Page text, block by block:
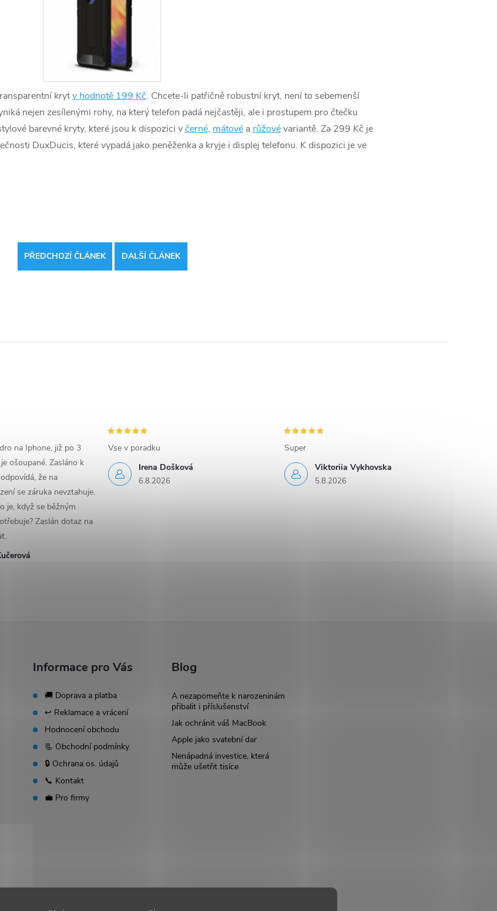
krytv hodnotě 199 Kč. Chcete-li patřičně robustní kryt, není to sebemenší
nejen zesílenými rohy, na který telefon padá nejčastěji, ale i prostupem pro čtečku
barevné kryty, které jsou k dispozici včerné, mátovéa růžovévariantě. Za 299 Kč je
DuxDucis, které vypadá jako peněženka a kryje i displej telefonu. K dispozici je ve
PŘEDCHOZÍ ČLÁNEK DALŠÍ ČLÁNEK
na Iphone, již po 3
ošoupané. Zasláno k
že na
se záruka nevztahuje.
je, když se běžným
Zaslán dotaz na
Irena Došková
6.8.2026
Vse v poradku
Viktoriia Vykhovska
5.8.2026
Super
Informace pro Vás
🚚 Doprava a platba
↩️ Reklamace a vrácení
Hodnocení obchodu
📃 Obchodní podmínky
🔒 Ochrana os. údajů
📞 Kontakt
💼 Pro firmy
Blog
A nezapomeňte k narozeninám
přibalit i příslušenství
Jak ochránit váš MacBook
Apple jako svatební dar
Nenápadná investice, která
může ušetřit tisíce